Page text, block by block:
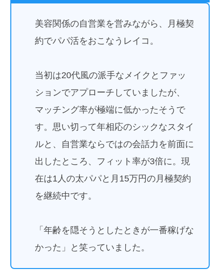
美容関係の自営業を営みながら、月極契
約でパパ活をおこなうレイコ。
当初は20代風の派手なメイクとファッ
ションでアプローチしていましたが、
マッチング率が極端に低かったそうで
す。思い切って年相応のシックなスタイ
ルと、自営業ならではの会話力を前面に
出したところ、フィット率が3倍に。現
在は1人の太パパと月15万円の月極契約
を継続中です。
「年齢を隠そうとしたときが一番稼げな
かった」と笑っていました。